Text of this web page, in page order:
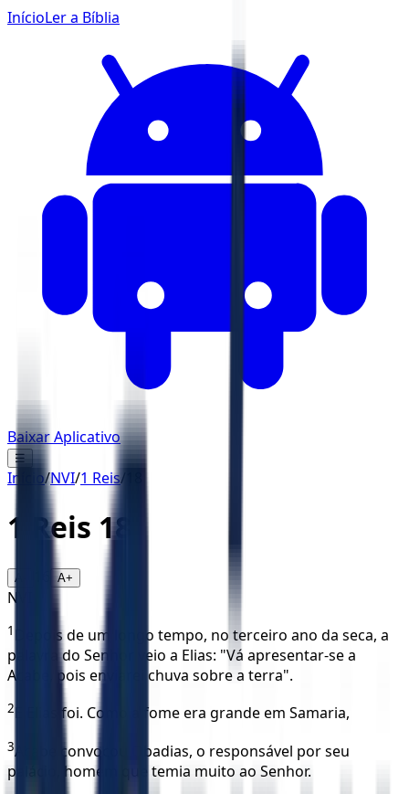
InícioLer a Bíblia
Baixar Aplicativo
☰
Início/NVI/1 Reis/
1 Reis 18
A- A+
NVI
1
Depois de um longo tempo, no terceiro ano da seca, a
palavra do Senhor veio a Elias: "Vá apresentar-se a
Acabe, pois enviarei chuva sobre a terra".
2 E Elias foi. Como a fome era grande em Samaria,
3Acabe convocou Obadias, o responsável por seu
palácio, homem que temia muito ao Senhor.